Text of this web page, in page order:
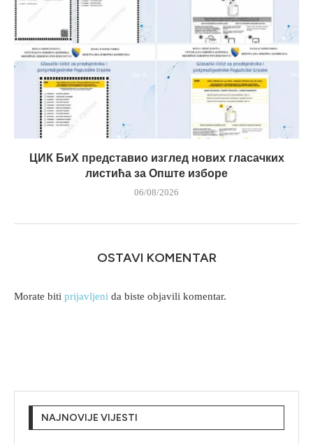
ЦИК БиХ представио изглед нових гласачких
листића за Опште изборе
06/08/2026
OSTAVI KOMENTAR
Morate biti prijavljeni da biste objavili komentar.
NAJNOVIJE VIJESTI